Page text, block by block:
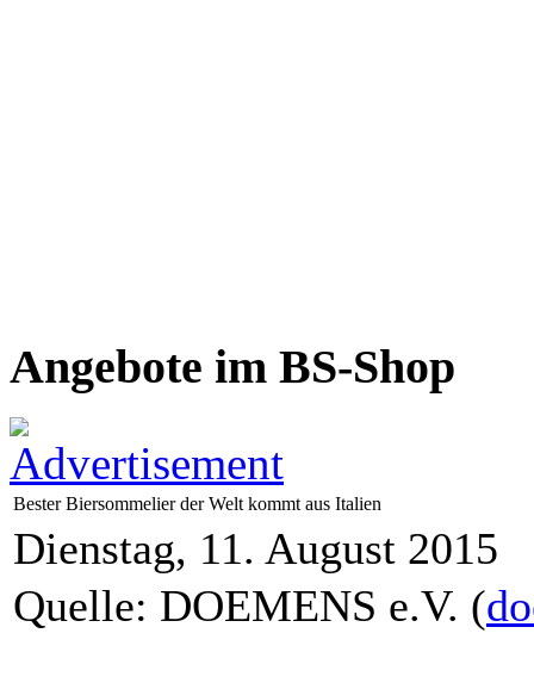
Angebote im BS-Shop
Bester Biersommelier der Welt kommt aus Italien
Dienstag, 11. August 2015
Quelle: DOEMENS e.V. (